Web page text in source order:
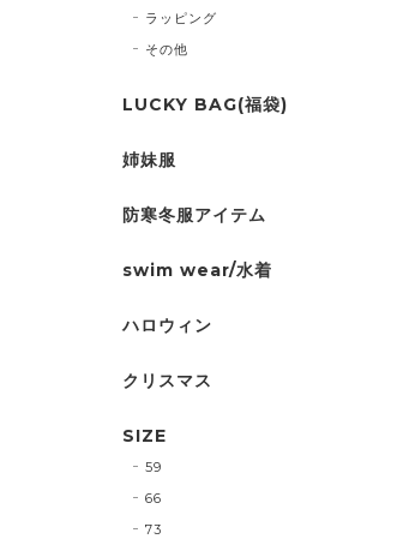
ラッピング
その他
LUCKY BAG(福袋)
姉妹服
防寒冬服アイテム
swim wear/水着
ハロウィン
クリスマス
SIZE
59
66
73